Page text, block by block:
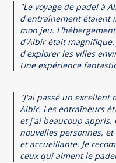
"Le voyage de padel à
d'entraînement étaient
mon jeu.
d'Albir était
d'explorer les villes
Une expérience
"J'ai passé un excellent
Albir. Les entraîneurs
et j'ai beaucoup appris.
nouvelles personnes,
et accueillante. Je
ceux qui aiment le